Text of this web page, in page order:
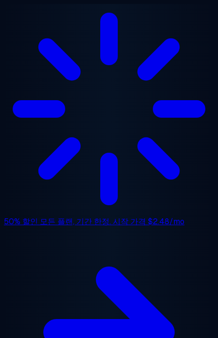
50% 할인 모든 플랜, 기간 한정. 시작 가격 $2.48/mo